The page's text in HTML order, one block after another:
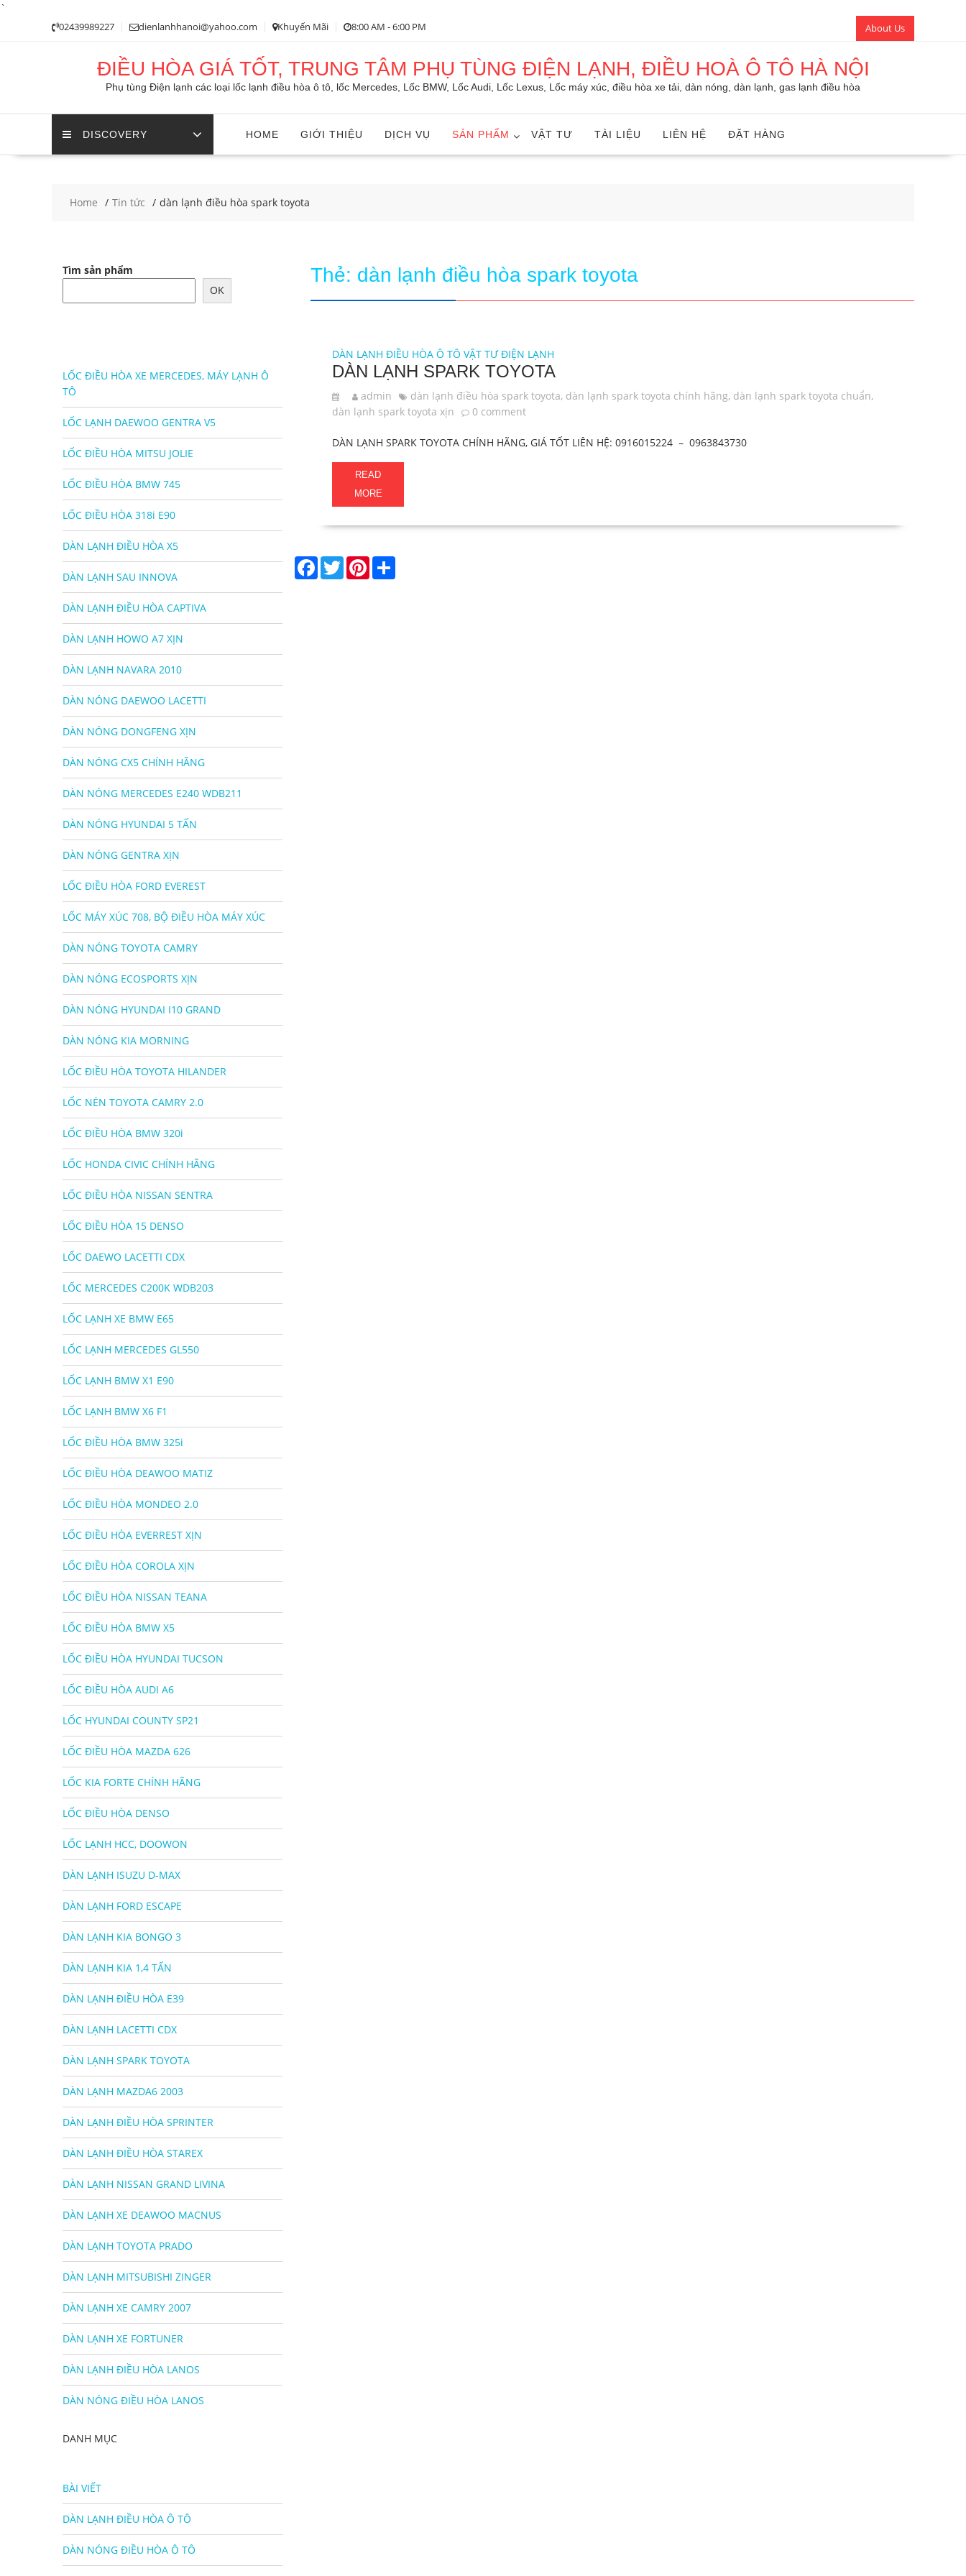
`
02439989227 dienlanhhanoi@yahoo.com Khuyến Mãi 8:00 AM - 6:00 PM About Us
ĐIỀU HÒA GIÁ TỐT, TRUNG TÂM PHỤ TÙNG ĐIỆN LẠNH, ĐIỀU HOÀ Ô TÔ HÀ NỘI
Phụ tùng Điện lạnh các loại lốc lạnh điều hòa ô tô, lốc Mercedes, Lốc BMW, Lốc Audi, Lốc Lexus, Lốc máy xúc, điều hòa xe tải, dàn nóng, dàn lạnh, gas lạnh điều hòa
DISCOVERY HOME GIỚI THIỆU DỊCH VỤ SẢN PHẨM VẬT TƯ TÀI LIỆU LIÊN HỆ ĐẶT HÀNG
Home Tin tức dàn lạnh điều hòa spark toyota
Thẻ: dàn lạnh điều hòa spark toyota
DÀN LẠNH ĐIỀU HÒA Ô TÔ VẬT TƯ ĐIỆN LẠNH
DÀN LẠNH SPARK TOYOTA
admin dàn lạnh điều hòa spark toyota, dàn lạnh spark toyota chính hãng, dàn lạnh spark toyota chuẩn,
dàn lạnh spark toyota xịn
0 comment
DÀN LẠNH SPARK TOYOTA CHÍNH HÃNG, GIÁ TỐT LIÊN HỆ: 0916015224 – 0963843730
READ
MORE
Tìm sản phẩm
OK
LỐC ĐIỀU HÒA XE MERCEDES, MÁY LẠNH Ô
TÔ
LỐC LẠNH DAEWOO GENTRA V5
LỐC ĐIỀU HÒA MITSU JOLIE
LỐC ĐIỀU HÒA BMW 745
LỐC ĐIỀU HÒA 318i E90
DÀN LẠNH ĐIỀU HÒA X5
DÀN LẠNH SAU INNOVA
DÀN LẠNH ĐIỀU HÒA CAPTIVA
DÀN LẠNH HOWO A7 XỊN
DÀN LẠNH NAVARA 2010
DÀN NÓNG DAEWOO LACETTI
DÀN NÓNG DONGFENG XỊN
DÀN NÓNG CX5 CHÍNH HÃNG
DÀN NÓNG MERCEDES E240 WDB211
DÀN NÓNG HYUNDAI 5 TẤN
DÀN NÓNG GENTRA XỊN
LỐC ĐIỀU HÒA FORD EVEREST
LỐC MÁY XÚC 708, BỘ ĐIỀU HÒA MÁY XÚC
DÀN NÓNG TOYOTA CAMRY
DÀN NÓNG ECOSPORTS XỊN
DÀN NÓNG HYUNDAI I10 GRAND
DÀN NÓNG KIA MORNING
LỐC ĐIỀU HÒA TOYOTA HILANDER
LỐC NÉN TOYOTA CAMRY 2.0
LỐC ĐIỀU HÒA BMW 320i
LỐC HONDA CIVIC CHÍNH HÃNG
LỐC ĐIỀU HÒA NISSAN SENTRA
LỐC ĐIỀU HÒA 15 DENSO
LỐC DAEWO LACETTI CDX
LỐC MERCEDES C200K WDB203
LỐC LẠNH XE BMW E65
LỐC LẠNH MERCEDES GL550
LỐC LẠNH BMW X1 E90
LỐC LẠNH BMW X6 F1
LỐC ĐIỀU HÒA BMW 325i
LỐC ĐIỀU HÒA DEAWOO MATIZ
LỐC ĐIỀU HÒA MONDEO 2.0
LỐC ĐIỀU HÒA EVERREST XỊN
LỐC ĐIỀU HÒA COROLA XỊN
LỐC ĐIỀU HÒA NISSAN TEANA
LỐC ĐIỀU HÒA BMW X5
LỐC ĐIỀU HÒA HYUNDAI TUCSON
LỐC ĐIỀU HÒA AUDI A6
LỐC HYUNDAI COUNTY SP21
LỐC ĐIỀU HÒA MAZDA 626
LỐC KIA FORTE CHÍNH HÃNG
LỐC ĐIỀU HÒA DENSO
LỐC LẠNH HCC, DOOWON
DÀN LẠNH ISUZU D-MAX
DÀN LẠNH FORD ESCAPE
DÀN LẠNH KIA BONGO 3
DÀN LẠNH KIA 1,4 TẤN
DÀN LẠNH ĐIỀU HÒA E39
DÀN LẠNH LACETTI CDX
DÀN LẠNH SPARK TOYOTA
DÀN LẠNH MAZDA6 2003
DÀN LẠNH ĐIỀU HÒA SPRINTER
DÀN LẠNH ĐIỀU HÒA STAREX
DÀN LẠNH NISSAN GRAND LIVINA
DÀN LẠNH XE DEAWOO MACNUS
DÀN LẠNH TOYOTA PRADO
DÀN LẠNH MITSUBISHI ZINGER
DÀN LẠNH XE CAMRY 2007
DÀN LẠNH XE FORTUNER
DÀN LẠNH ĐIỀU HÒA LANOS
DÀN NÓNG ĐIỀU HÒA LANOS
DANH MỤC
BÀI VIẾT
DÀN LẠNH ĐIỀU HÒA Ô TÔ
DÀN NÓNG ĐIỀU HÒA Ô TÔ
F
T
w
P